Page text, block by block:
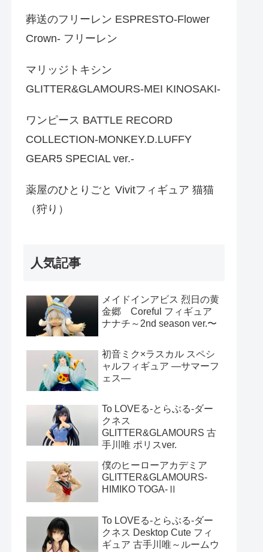
葬送のフリーレン ESPRESTO-Flower
Crown- フリーレン
マリッジトキシン
GLITTER&GLAMOURS-MEI KINOSAKI-
ワンピース BATTLE RECORD
COLLECTION-MONKEY.D.LUFFY
GEAR5 SPECIAL ver.-
薬屋のひとりごと Vivitフィギュア 猫猫
（狩り）
人気記事
メイドインアビス 烈日の黄
金郷 Coreful フィギュア
ナナチ～2nd season ver.〜
初音ミク×ラスカル スペシ
ャルフィギュア ―サマーフ
ェス―
To LOVEる-とらぶる-ダー
クネス
GLITTER&GLAMOURS 古
手川唯 ポリスver.
僕のヒーローアカデミア
GLITTER&GLAMOURS-
HIMIKO TOGA-Ⅱ
To LOVEる-とらぶる-ダー
クネス Desktop Cute フィ
ギュア 古手川唯～ルームウ